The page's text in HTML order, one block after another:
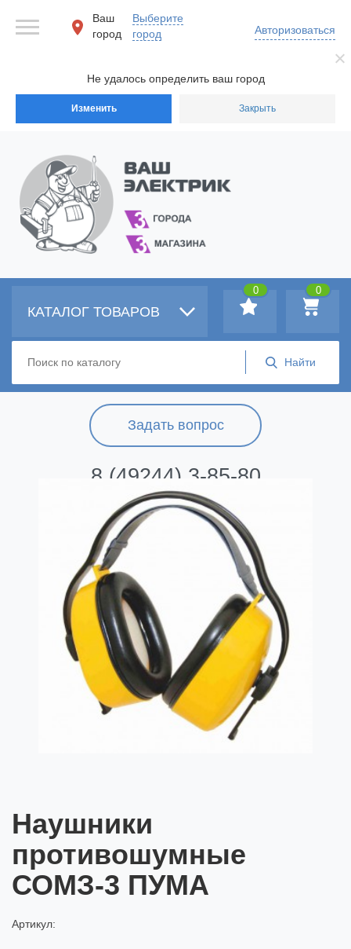
Не удалось определить ваш город
Изменить Закрыть
Ваш
город
Выберите
город
Авторизоваться
Задать вопрос
8 (49244) 3-85-80
КАТАЛОГ ТОВАРОВ
0
0
Наушники
противошумные
СОМЗ-3 ПУМА
Артикул: